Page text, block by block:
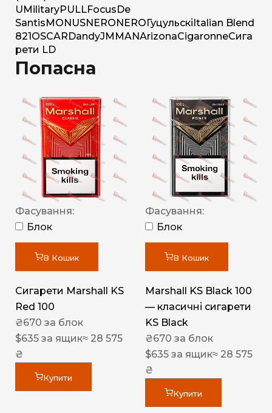
U MilitaryPULLFocus De
Santis MONUSNERO NERO Гуцульскі Italian Blend
821 OSCAR DandyJM MANArizonaCigaronneСига
рети LD
Попасна
Фасування:
Блок
В Кошик
Сигарети Marshall KS
Red 100
₴670 за блок
$635 за ящик≈ 28 575
₴
Купити
Фасування:
Блок
В Кошик
Marshall KS Black 100
— класичні сигарети
KS Black
₴670 за блок
$635 за ящик≈ 28 575
₴
Купити